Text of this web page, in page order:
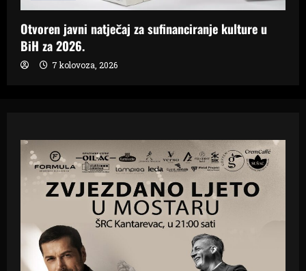
Otvoren javni natječaj za sufinanciranje kulture u
BiH za 2026.
7 kolovoza, 2026